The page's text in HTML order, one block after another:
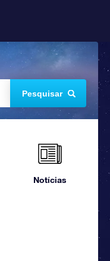
Pesquisar
Notícias